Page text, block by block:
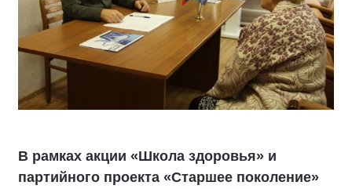
В рамках акции «Школа здоровья» и
партийного проекта «Старшее поколение»